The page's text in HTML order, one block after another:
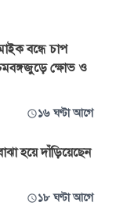
বন্ধে চাপ
ক্ষোভ ও
১৬ ঘণ্টা আগে
হয়ে দাঁড়িয়েছেন
১৮ ঘণ্টা আগে